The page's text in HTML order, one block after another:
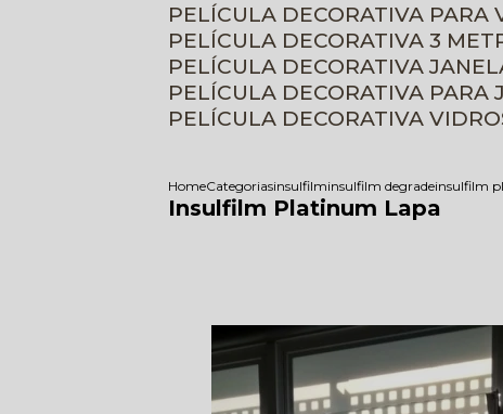
PELÍCULA DECORATIVA
PELÍCULA DECORATIVA 3
PELÍCULA DECORATIVA
PELÍCULA DECORATIVA PARA
PELÍCULA DECORATIVA
HomeCategoriasinsulfilminsulfilm degradeinsulfilm
Insulfilm Platinum Lapa